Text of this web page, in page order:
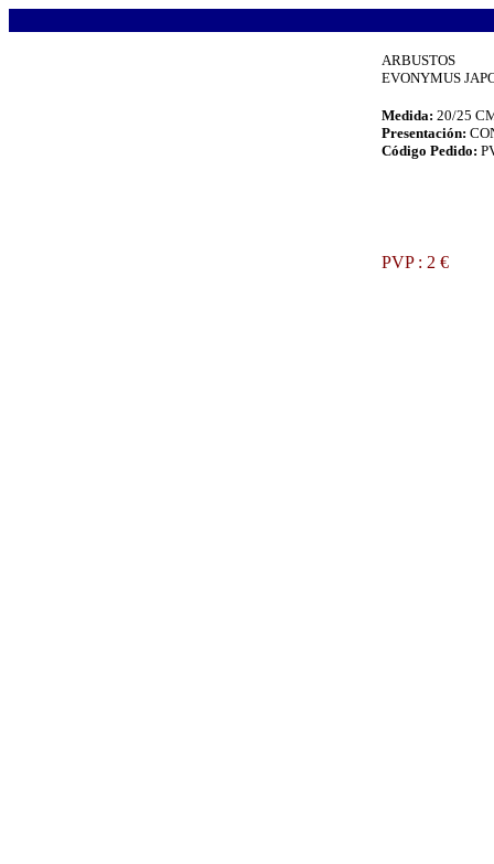
ARBUSTOS
EVONYMUS
Medida: 20/25
Presentación:
Código Pedido:
PVP : 2 €